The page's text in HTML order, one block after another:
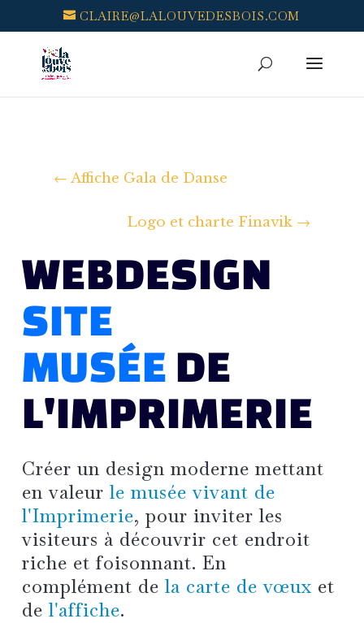
CLAIRE@LALOUVEDESBOIS.COM
←Affiche Gala de Danse
Logo et charte Finavik→
WEBDESIGN
SITE
MUSÉE DE
L'IMPRIMERIE
Créer un design moderne mettant
en valeur le musée vivant de
l'Imprimerie, pour inviter les
visiteurs à découvrir cet endroit
riche et foisonnant. En
complément de la carte de vœux et
de l'affiche.